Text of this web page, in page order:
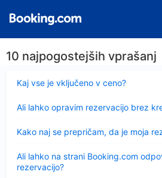
10 najpogostejših vprašanj
Kaj vse je vključeno v ceno?
Ali lahko opravim rezervacijo brez
Kako naj se prepričam, da je moja
Ali lahko na strani Booking.com
rezervacijo?